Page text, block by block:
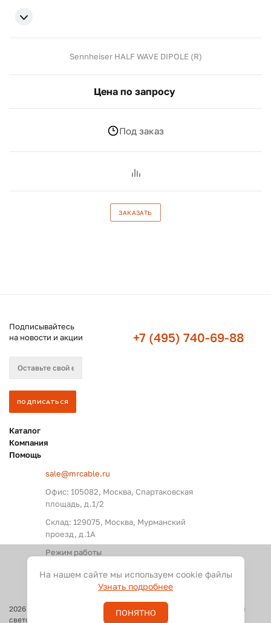
Sennheiser HALF WAVE DIPOLE (R)
Цена по запросу
Под заказ
ЗАКАЗАТЬ
Подписывайтесь
на новости и акции
+7 (495) 740-69-88
Каталог
Компания
Помощь
sale@mrcable.ru
Офис: 105082, Москва, Спартаковская
площадь, д.1/2
Склад: 129075, Москва, Мурманский
проезд, д.1А
Режим работы
2026
Оптовые поставки кабелей и разъемов для аудио, видео и
светового оборудования
На нашем сайте мы используем cookie файлы
Узнать подробнее
ПОНЯТНО